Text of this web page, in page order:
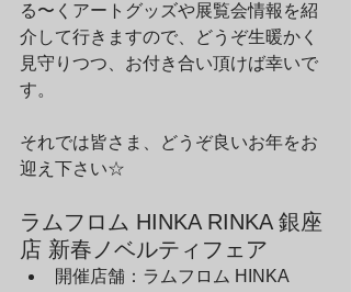
る〜くアートグッズや展覧会情報を紹
介して行きますので、どうぞ生暖かく
見守りつつ、お付き合い頂けば幸いで
す。
それでは皆さま、どうぞ良いお年をお
迎え下さい☆
ラムフロム HINKA RINKA 銀座
店 新春ノベルティフェア
開催店舗：ラムフロム HINKA